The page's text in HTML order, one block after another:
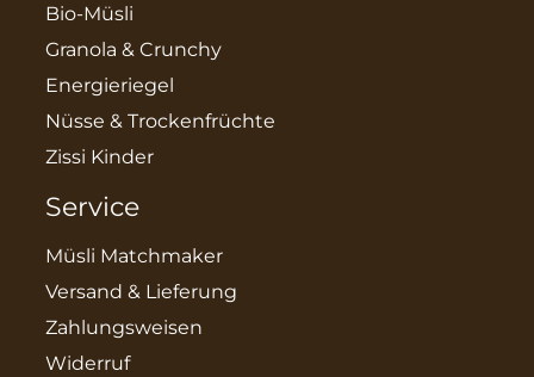
Bio-Müsli
Granola & Crunchy
Energieriegel
Nüsse & Trockenfrüchte
Zissi Kinder
Service
Müsli Matchmaker
Versand & Lieferung
Zahlungsweisen
Widerruf